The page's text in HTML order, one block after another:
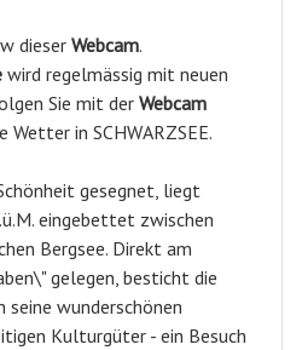
dieser Webcam.
wird regelmässig mit neuen
Sie mit der Webcam
Wetter in SCHWARZSEE.
gesegnet, liegt
eingebettet zwischen
Bergsee. Direkt am
gelegen, besticht die
seine wunderschönen
Kulturgüter - ein Besuch